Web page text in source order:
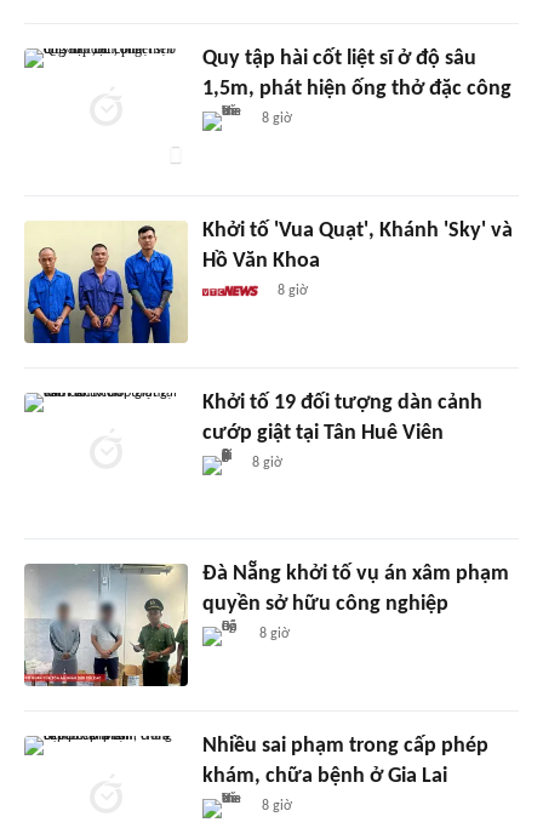
Quy tập hài cốt liệt sĩ ở độ sâu
1,5m, phát hiện ống thở đặc công
8 giờ
Khởi tố 'Vua Quạt', Khánh 'Sky' và
Hồ Văn Khoa
8 giờ
Khởi tố 19 đối tượng dàn cảnh
cướp giật tại Tân Huê Viên
8 giờ
Đà Nẵng khởi tố vụ án xâm phạm
quyền sở hữu công nghiệp
8 giờ
Nhiều sai phạm trong cấp phép
khám, chữa bệnh ở Gia Lai
8 giờ